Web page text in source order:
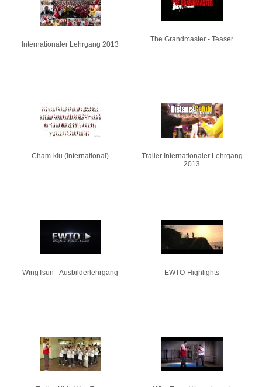
Internationaler Lehrgang 2013
The Grandmaster - Teaser
Cham-kiu (international)
Trailer Internationaler Lehrgang
2013
WingTsun - Ausbilderlehrgang EWTO-Highlights